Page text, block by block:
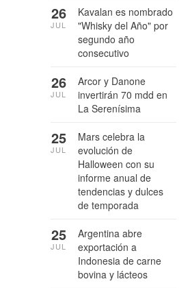
Kavalan es nombrado
"Whisky del Año" por
segundo año
consecutivo
26
JUL
Arcor y Danone
invertirán 70 mdd en
La Serenísima
26
JUL
Mars celebra la
evolución de
Halloween con su
informe anual de
tendencias y dulces
de temporada
25
JUL
Argentina abre
exportación a
Indonesia de carne
bovina y lácteos
25
JUL